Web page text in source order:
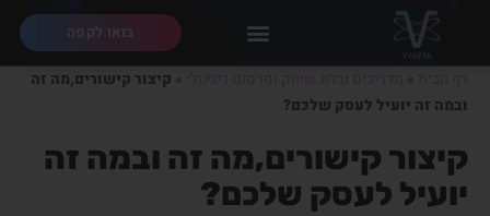
בואו לקפה
»
» קיצור קישורים,מה זה
ובמה זה יועיל לעסק שלכם?
קיצור קישורים,מה זה ובמה זה
יועיל לעסק שלכם?